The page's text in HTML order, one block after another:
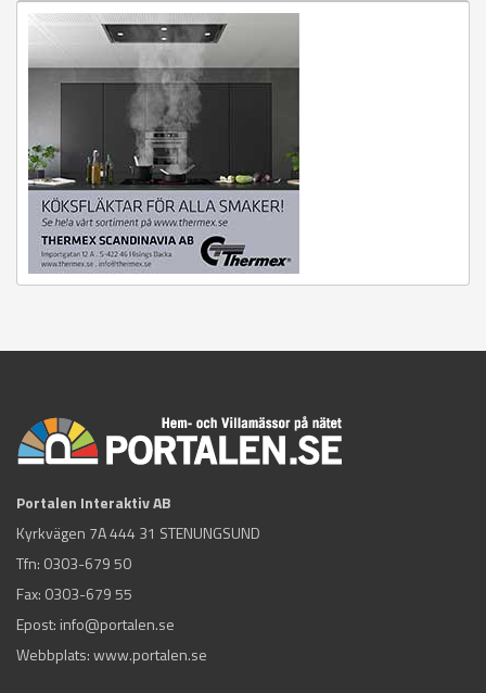
Portalen Interaktiv AB
Kyrkvägen 7A 444 31 STENUNGSUND
Tfn: 0303-679 50
Fax: 0303-679 55
Epost: info@portalen.se
Webbplats: www.portalen.se